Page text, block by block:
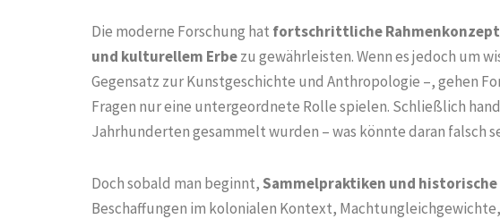
Die moderne Forschung hat fortschrittliche
und kulturellem Erbezu gewährleisten. Wenn es jedoch um
Gegensatz zur Kunstgeschichte und Anthropologie –, gehen
Fragen nur eine untergeordnete Rolle spielen. Schließlich
Jahrhunderten gesammelt wurden – was könnte daran falsch
Doch sobald man beginnt,Sammelpraktiken und
Beschaffungen im kolonialen Kontext,